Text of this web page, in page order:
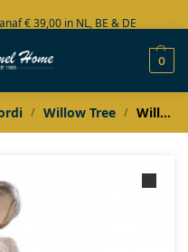
€ 39,00 in NL, BE & DE
0
/ Willow Tree / Willow Tree Je t’aime / I love you